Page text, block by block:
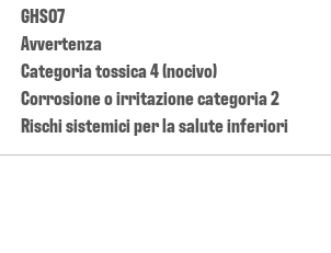
GHS07
Avvertenza
Categoria tossica 4 (nocivo)
Corrosione o irritazione categoria 2
Rischi sistemici per la salute inferiori